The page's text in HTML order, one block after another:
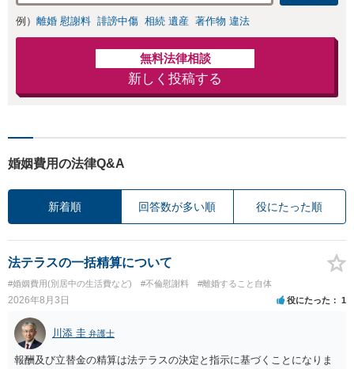
きの対処法、被害
者との示談交渉
例） 離婚 慰謝料 誹謗中傷 相続 遺産 著作物 違法
無料法律相談
新しく投稿する
婚姻費用の法律Q&A
新着順 回答数が多い順 役にたった順
法テラスの一括精算について
#婚姻費用(別居中の生活費など) #不倫慰謝料 #離婚すること自体
2026年8月3日 役にたった 1
川添 圭 弁護士
報酬及び立替金の精算は法テラスの決定と指示に基づくことになりま